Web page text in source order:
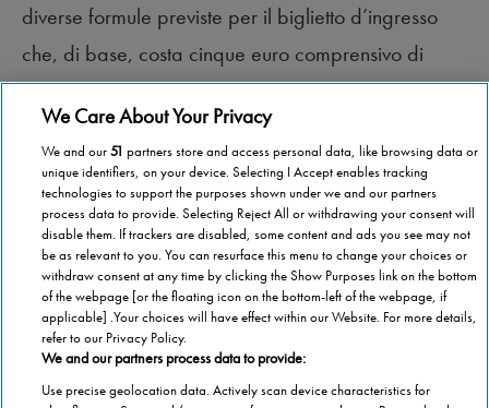
diverse formule previste per il biglietto d’ingresso
che, di base, costa cinque euro comprensivo di
catalogo.
We Care About Your Privacy
We and our51 partners store and access personal data, like browsing data or
unique identifiers, on your device. Selecting I Accept enables tracking
technologies to support the purposes shown under we and our partners
process data to provide. Selecting Reject All or withdrawing your consent will
disable them. If trackers are disabled, some content and ads you see may not
be as relevant to you. You can resurface this menu to change your choices or
withdraw consent at any time by clicking the Show Purposes link on the bottom
of the webpage [or the floating icon on the bottom-left of the webpage, if
applicable] .Your choices will have effect within our Website. For more details,
refer to our Privacy Policy.
We and our partners process data to provide:
Use precise geolocation data. Actively scan device characteristics for